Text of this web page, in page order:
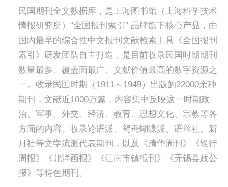
民国期刊全文数据库，是上海图书馆（上海科学技术
情报研究所）“全国报刊索引” 品牌旗下核心产品，由
国内最早的综合性中文报刊文献检索工具《全国报刊
索引》研发团队自主打造，是目前收录民国时期期刊
数量最多、覆盖面最广、文献价值最高的数字资源之
一。收录民国时期（1911～1949）出版的22000余种
期刊，文献近1000万篇，内容集中反映这一时期政
治、军事、外交、经济、教育、思想文化、宗教等各
方面的内容。收录论语派、鸳鸯蝴蝶派、语丝社、新
月社等文学流派代表期刊，以及《清华周刊》《银行
周报》《北洋画报》《江南市镇报刊》《无锡县政公
报》等特色期刊。